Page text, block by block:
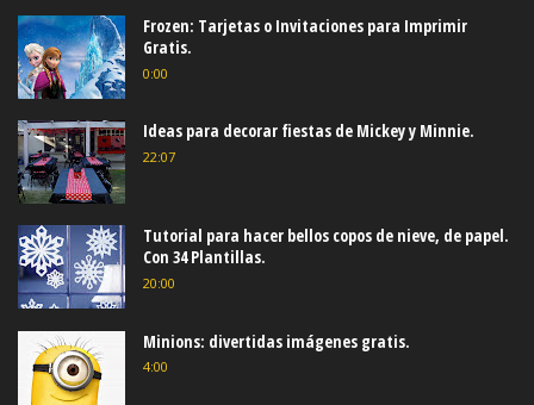
Frozen: Tarjetas o Invitaciones para Imprimir
Gratis.
0:00
Ideas para decorar fiestas de Mickey y Minnie.
22:07
Tutorial para hacer bellos copos de nieve, de papel.
Con 34 Plantillas.
20:00
Minions: divertidas imágenes gratis.
4:00